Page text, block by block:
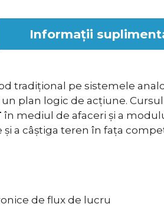
Informații
tradițional pe sistemele
plan logic de acțiune.
în mediul de afaceri și a
a câștiga teren în fața
de flux de lucru